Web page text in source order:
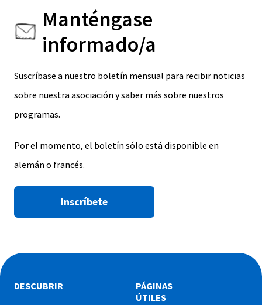
Manténgase
informado/a
Suscríbase a nuestro boletín mensual para recibir noticias
sobre nuestra asociación y saber más sobre nuestros
programas.
Por el momento, el boletín sólo está disponible en
alemán o francés.
Inscríbete
DESCUBRIR
PÁGINAS
ÚTILES